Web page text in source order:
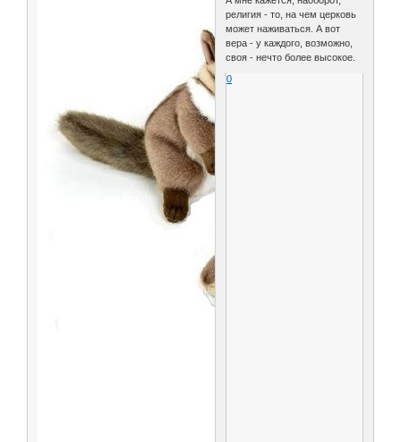
религия - то, на чем церковь
может наживаться. А вот
вера - у каждого, возможно,
своя - нечто более высокое.
0